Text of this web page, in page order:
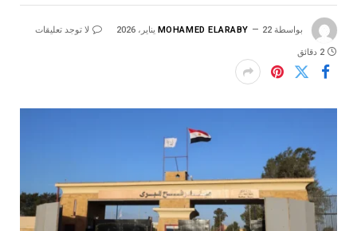
بواسطة MOHAMED ELARABY 22 يناير، 2026 لا توجد تعليقات
2 دقائق